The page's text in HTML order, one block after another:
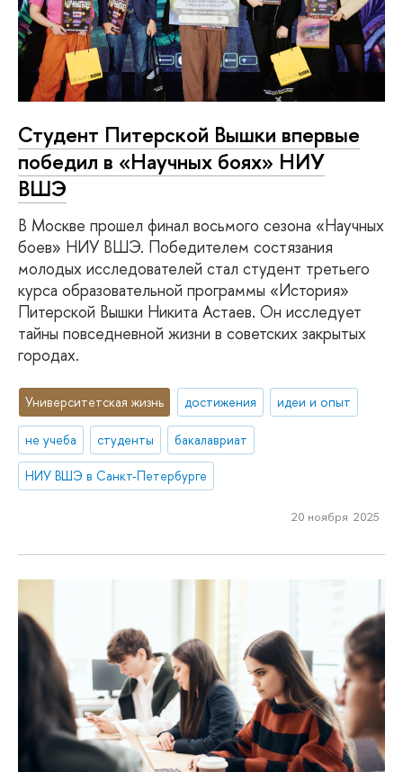
Студент Питерской Вышки впервые
победил в «Научных боях» НИУ
ВШЭ
В Москве прошел финал восьмого сезона «Научных
боев» НИУ ВШЭ. Победителем состязания
молодых исследователей стал студент третьего
курса образовательной программы «История»
Питерской Вышки Никита Астаев. Он исследует
тайны повседневной жизни в советских закрытых
городах.
Университетская жизнь достижения идеи и опыт
не учеба студенты бакалавриат
НИУ ВШЭ в Санкт-Петербурге
20 ноября 2025